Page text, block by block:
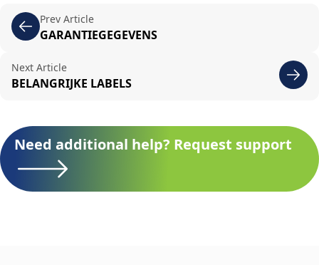
Prev Article
GARANTIEGEGEVENS
Next Article
BELANGRIJKE LABELS
Need additional help? Request support